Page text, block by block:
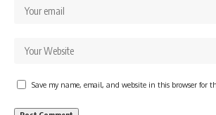
Save my name, email, and website in this browser for